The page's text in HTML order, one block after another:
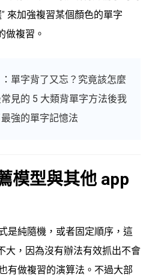
來加強複習某個顏色的單字
做複習。
： 單字背了又忘？究竟該怎麼
見的 5 大類背單字方法後我
強的單字記憶法
模型與其他 app
是純隨機，或者固定順序，這
大，因為沒有辦法有效抓出不會
有做複習的演算法。不過大部